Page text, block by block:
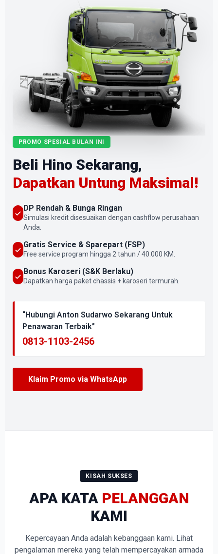
PROMO SPESIAL BULAN INI
Beli Hino Sekarang,
Dapatkan Untung Maksimal!
DP Rendah & Bunga Ringan
Simulasi kredit disesuaikan dengan cashflow perusahaan
Anda.
Gratis Service & Sparepart (FSP)
Free service program hingga 2 tahun / 40.000 KM.
Bonus Karoseri (S&K Berlaku)
Dapatkan harga paket chassis + karoseri termurah.
“Hubungi Anton Sudarwo Sekarang Untuk
Penawaran Terbaik”
0813-1103-2456
Klaim Promo via WhatsApp
KISAH SUKSES
APA KATA PELANGGAN
KAMI
Kepercayaan Anda adalah kebanggaan kami. Lihat
pengalaman mereka yang telah mempercayakan armada